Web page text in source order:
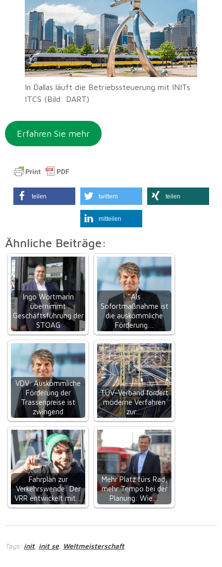
In Dallas läuft die Betriebssteuerung mit INITs
ITCS (Bild: DART)
Erfahren Sie mehr
teilen twittern teilen
mitteilen
Ähnliche Beiträge:
Ingo Wortmann
übernimmt
Geschäftsführung der
STOAG
"Als
Sofortmaßnahme ist
die auskömmliche
Förderung…
VDV: Auskömmliche
Förderung der
Trassenpreise ist
zwingend
TÜV-Verband fordert
moderne Verfahren
zur…
Fahrplan zur
Verkehrswende: Der
VRR entwickelt mit…
Mehr Platz fürs Rad,
mehr Tempo bei der
Planung: Wie…
Tags: init, init se, Weltmeisterschaft